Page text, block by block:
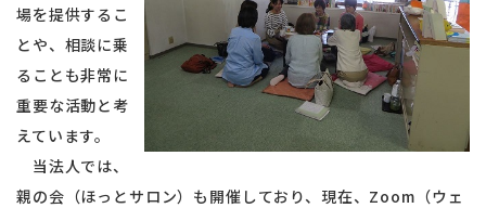
場を提供するこ
とや、相談に乗
ることも非常に
重要な活動と考
えています。
当法人では、
親の会（ほっとサロン）も開催しており、現在、Zoom（ウェ